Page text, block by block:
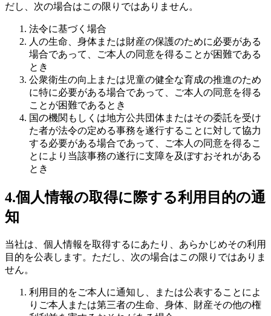
だし、次の場合はこの限りではありません。
法令に基づく場合
人の生命、身体または財産の保護のために必要がある
場合であって、ご本人の同意を得ることが困難である
とき
公衆衛生の向上または児童の健全な育成の推進のため
に特に必要がある場合であって、ご本人の同意を得る
ことが困難であるとき
国の機関もしくは地方公共団体またはその委託を受け
た者が法令の定める事務を遂行することに対して協力
する必要がある場合であって、ご本人の同意を得るこ
とにより当該事務の遂行に支障を及ぼすおそれがある
とき
4.個人情報の取得に際する利用目的の通
知
当社は、個人情報を取得するにあたり、あらかじめその利用
目的を公表します。ただし、次の場合はこの限りではありま
せん。
利用目的をご本人に通知し、または公表することによ
りご本人または第三者の生命、身体、財産その他の権